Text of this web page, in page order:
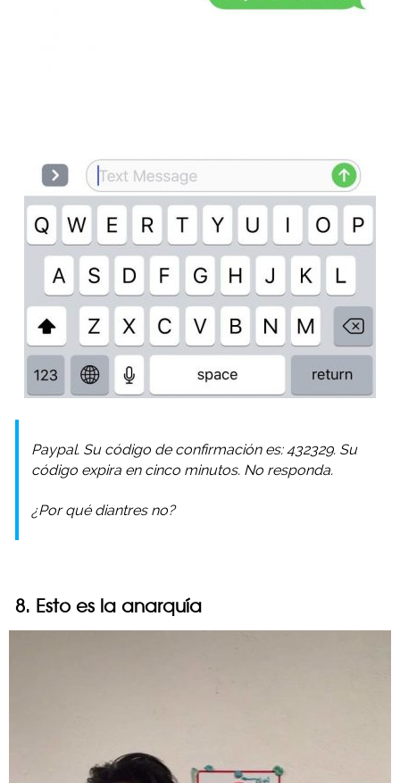
Paypal. Su código de confirmación es: 432329. Su
código expira en cinco minutos. No responda.
¿Por qué diantres no?
8. Esto es la anarquía